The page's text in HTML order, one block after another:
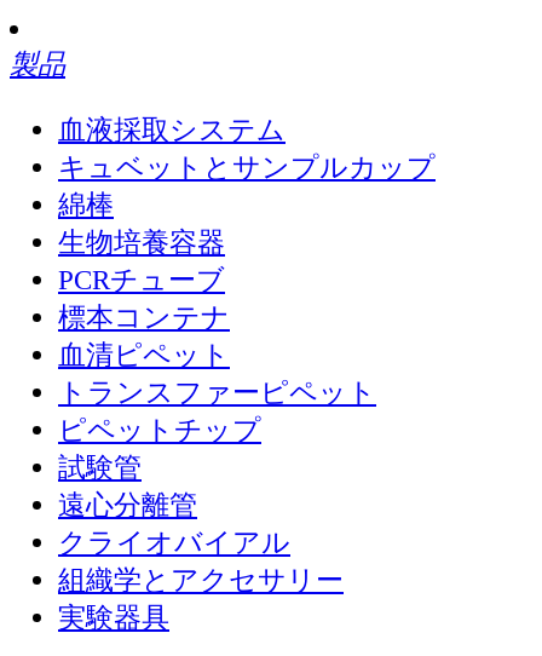
製品
血液採取システム
キュベットとサンプルカップ
綿棒
生物培養容器
PCRチューブ
標本コンテナ
血清ピペット
トランスファーピペット
ピペットチップ
試験管
遠心分離管
クライオバイアル
組織学とアクセサリー
実験器具